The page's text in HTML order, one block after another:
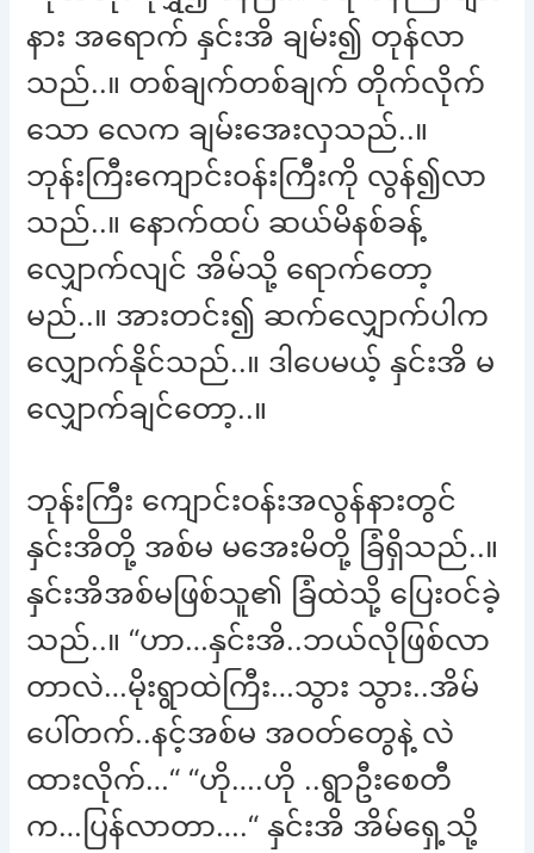
နား အရောက် နှင်းအိ ချမ်း၍ တုန်လာ
သည်..။ တစ်ချက်တစ်ချက် တိုက်လိုက်
သော လေက ချမ်းအေးလှသည်..။
ဘုန်းကြီးကျောင်းဝန်းကြီးကို လွန်၍လာ
သည်..။ နောက်ထပ် ဆယ်မိနစ်ခန့်
လျှောက်လျင် အိမ်သို့ ရောက်တော့
မည်..။ အားတင်း၍ ဆက်လျှောက်ပါက
လျှောက်နိုင်သည်..။ ဒါပေမယ့် နှင်းအိ မ
လျှောက်ချင်တော့..။
ဘုန်းကြီး ကျောင်းဝန်းအလွန်နားတွင်
နှင်းအိတို့ အစ်မ မအေးမိတို့ ခြံရှိသည်..။
နှင်းအိအစ်မဖြစ်သူ၏ ခြံထဲသို့ ပြေးဝင်ခဲ့
သည်..။ “ဟာ…နှင်းအိ..ဘယ်လိုဖြစ်လာ
တာလဲ…မိုးရွာထဲကြီး…သွား သွား..အိမ်
ပေါ်တက်..နင့်အစ်မ အဝတ်တွေနဲ့ လဲ
ထားလိုက်…“ “ဟို….ဟို ..ရွာဦးစေတီ
က…ပြန်လာတာ….“ နှင်းအိ အိမ်ရှေ့သို့